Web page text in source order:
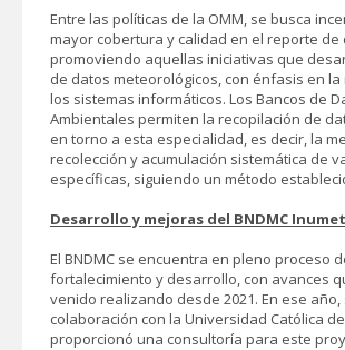
Entre las políticas de la OMM, se busca
mayor cobertura y calidad en el reporte de
promoviendo aquellas iniciativas que
de datos meteorológicos, con énfasis en
los sistemas informáticos. Los Bancos de
Ambientales permiten la recopilación de
en torno a esta especialidad, es decir, la
recolección y acumulación sistemática de
específicas, siguiendo un método
Desarrollo y mejoras del BNDMC Inumet
El BNDMC se encuentra en pleno proceso
fortalecimiento y desarrollo, con avances
venido realizando desde 2021. En ese año,
colaboración con la Universidad Católica
proporcionó una consultoría para este